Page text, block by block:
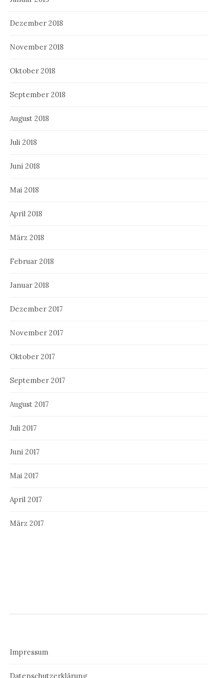
Dezember 2018
November 2018
Oktober 2018
September 2018
August 2018
Juli 2018
Juni 2018
Mai 2018
April 2018
März 2018
Februar 2018
Januar 2018
Dezember 2017
November 2017
Oktober 2017
September 2017
August 2017
Juli 2017
Juni 2017
Mai 2017
April 2017
März 2017
Impressum
Datenschutzerklärung